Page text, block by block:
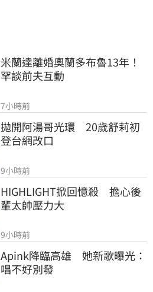
米蘭達離婚奧蘭多布魯13年！
罕談前夫互動
7小時前
拋開阿湯哥光環　20歲舒莉初
登台網改口
9小時前
HIGHLIGHT掀回憶殺　擔心後
輩太帥壓力大
9小時前
Apink降臨高雄　她新歌曝光：
唱不好別發